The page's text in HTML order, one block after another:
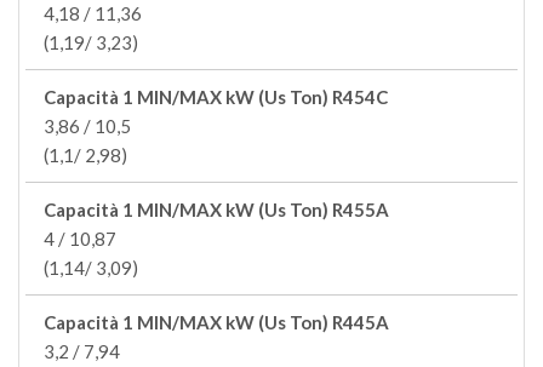
4,18 / 11,36
(1,19/ 3,23)
Capacità 1 MIN/MAX kW (Us Ton) R454C
3,86 / 10,5
(1,1/ 2,98)
Capacità 1 MIN/MAX kW (Us Ton) R455A
4 / 10,87
(1,14/ 3,09)
Capacità 1 MIN/MAX kW (Us Ton) R445A
3,2 / 7,94